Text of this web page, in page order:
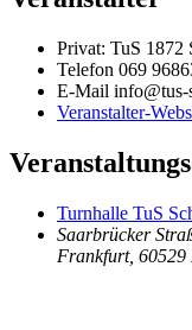
Privat: TuS 1872
Telefon 069
E-Mail info@tus-
Veranstalter-
Turnhalle TuS
Saarbrücker
Frankfurt, 60529